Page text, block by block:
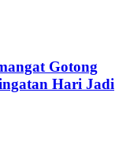
Gotong
Hari Jadi